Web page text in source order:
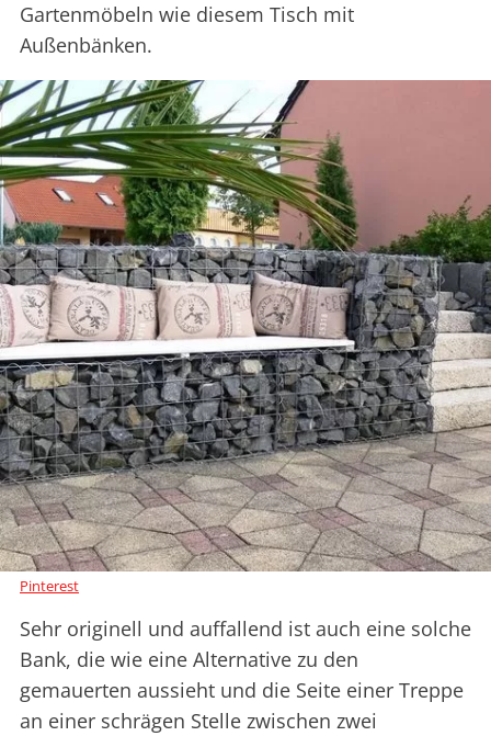
Gartenmöbeln wie diesem Tisch mit
Außenbänken.
Pinterest
Sehr originell und auffallend ist auch eine solche
Bank, die wie eine Alternative zu den
gemauerten aussieht und die Seite einer Treppe
an einer schrägen Stelle zwischen zwei